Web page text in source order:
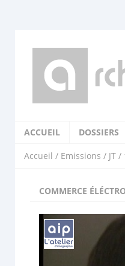
ACCUEIL DOSSIERS
Accueil / Emissions / JT /
COMMERCE